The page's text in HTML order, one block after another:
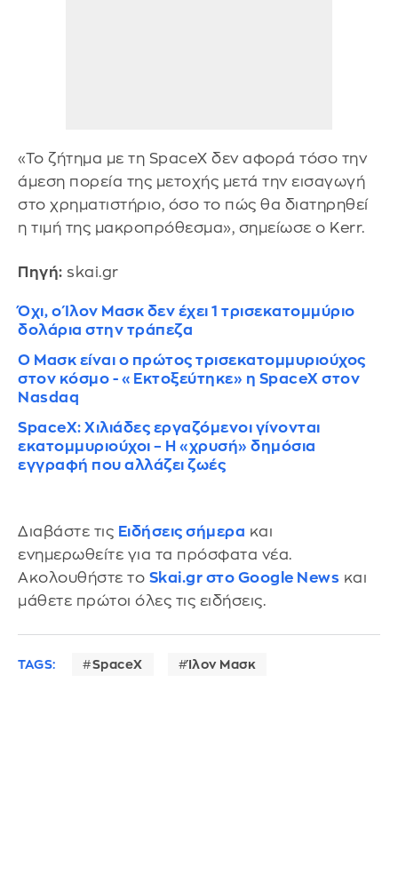
«Το ζήτημα με τη SpaceX δεν αφορά τόσο την
άμεση πορεία της μετοχής μετά την εισαγωγή
στο χρηματιστήριο, όσο το πώς θα διατηρηθεί
η τιμή της μακροπρόθεσμα», σημείωσε ο Kerr.
Πηγή: skai.gr
Όχι, ο Ίλον Μασκ δεν έχει 1 τρισεκατομμύριο
δολάρια στην τράπεζα
Ο Μασκ είναι ο πρώτος τρισεκατομμυριούχος
στον κόσμο - «Εκτοξεύτηκε» η SpaceX στον
Nasdaq
SpaceX: Χιλιάδες εργαζόμενοι γίνονται
εκατομμυριούχοι – Η «χρυσή» δημόσια
εγγραφή που αλλάζει ζωές
Διαβάστε τις Ειδήσεις σήμερα και
ενημερωθείτε για τα πρόσφατα νέα.
Ακολουθήστε το Skai.gr στο Google News και
μάθετε πρώτοι όλες τις ειδήσεις.
TAGS: SpaceX Ίλον Μασκ